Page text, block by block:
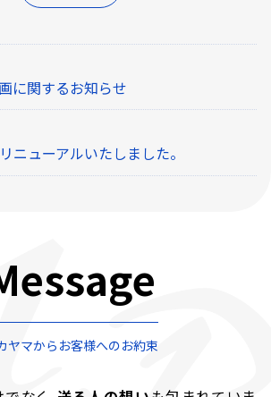
に関するお知らせ
ニューアルいたしました。
ヤマからお客様へのお約束